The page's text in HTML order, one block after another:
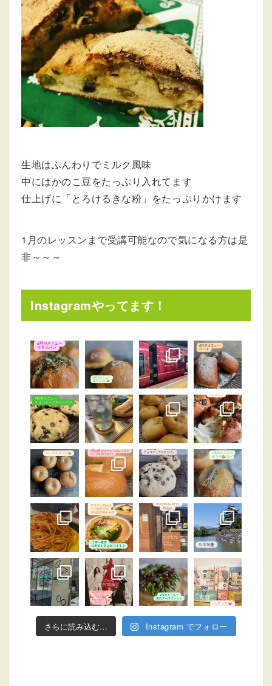
生地はふんわりでミルク風味
中にはかのこ豆をたっぷり入れてます
仕上げに「とろけるきな粉」をたっぷりかけます
1月のレッスンまで受講可能なので気になる方は是
非～～～
Instagramやってます！
さらに読み込む… Instagram でフォロー